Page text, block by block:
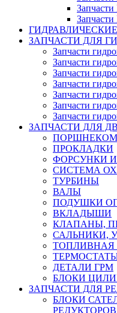
ЗАПЧАСТИ ДЛЯ
Запчасти
Запчасти
Запчасти
Запчасти
Запчасти
Запчасти
Запчасти
ЗАПЧАСТИ ДЛЯ
ПРОКЛАДКИ
ФОРСУНКИ
СИСТЕМА
ТУРБИНЫ
ВАЛЫ
ПОДУШКИ
ВКЛАДЫШИ
КЛАПАНЫ,
САЛЬНИКИ,
ТОПЛИВНАЯ
ДЕТАЛИ ГРМ
БЛОКИ
ЗАПЧАСТИ ДЛЯ
БЛОКИ
РЕДУКТОРОВ